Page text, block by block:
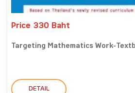
Price 330 Baht
Targeting Mathematics Work-
DETAIL